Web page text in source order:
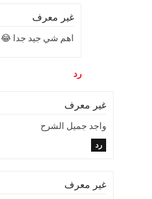
غير معرف
اهم شي جيد جدا 😂
رد
غير معرف
واجد جميل الشرح
رد
غير معرف